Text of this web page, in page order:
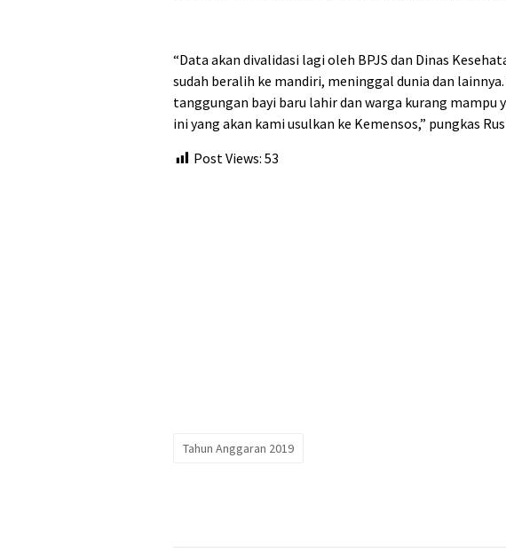
“Data akan divalidasi lagi oleh BPJS dan Dinas
sudah beralih ke mandiri, meninggal dunia dan
tanggungan bayi baru lahir dan warga kurang mampu
ini yang akan kami usulkan ke Kemensos,” pungkas
Post Views: 53
Tahun Anggaran 2019